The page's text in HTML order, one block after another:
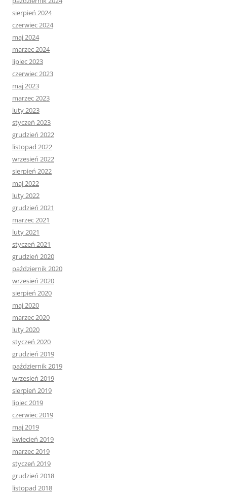
sierpień 2024
czerwiec 2024
maj 2024
marzec 2024
lipiec 2023
czerwiec 2023
maj 2023
marzec 2023
luty 2023
styczeń 2023
grudzień 2022
listopad 2022
wrzesień 2022
sierpień 2022
maj 2022
luty 2022
grudzień 2021
marzec 2021
luty 2021
styczeń 2021
grudzień 2020
październik 2020
wrzesień 2020
sierpień 2020
maj 2020
marzec 2020
luty 2020
styczeń 2020
grudzień 2019
październik 2019
wrzesień 2019
sierpień 2019
lipiec 2019
czerwiec 2019
maj 2019
kwiecień 2019
marzec 2019
styczeń 2019
grudzień 2018
listopad 2018